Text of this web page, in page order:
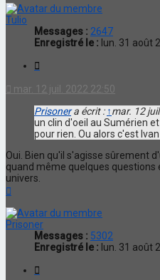
Tulio
Messages : 2647
Enregistré le : lun. 31 août
mar. 12 juil. 2022 22:50
Prisonera écrit : ↑mar. 12
un clin d'oeil au Sumérien
pour rien. Ou alors c'est
Oui. Bien qu'il s'agisse sûrement
quand même quelques
univers.
Prisoner
Messages : 5302
Enregistré le : lun. 31 août